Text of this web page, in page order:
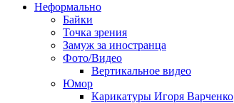
Неформально
Байки
Точка зрения
Замуж за иностранца
Фото/Видео
Вертикальное видео
Юмор
Карикатуры Игоря Варченко